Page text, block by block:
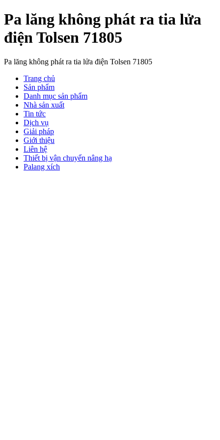
Pa lăng không phát ra tia lửa
điện Tolsen 71805
Pa lăng không phát ra tia lửa điện Tolsen 71805
Trang chủ
Sản phẩm
Danh mục sản phẩm
Nhà sản xuất
Tin tức
Dịch vụ
Giải pháp
Giới thiệu
Liên hệ
Thiết bị vận chuyển nâng hạ
Palang xích